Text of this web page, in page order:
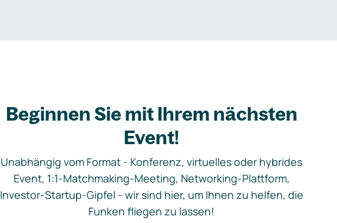
Beginnen Sie mit Ihrem nächsten
Event!
Unabhängig vom Format - Konferenz, virtuelles oder hybrides
Event, 1:1-Matchmaking-Meeting, Networking-Plattform,
Investor-Startup-Gipfel - wir sind hier, um Ihnen zu helfen, die
Funken fliegen zu lassen!